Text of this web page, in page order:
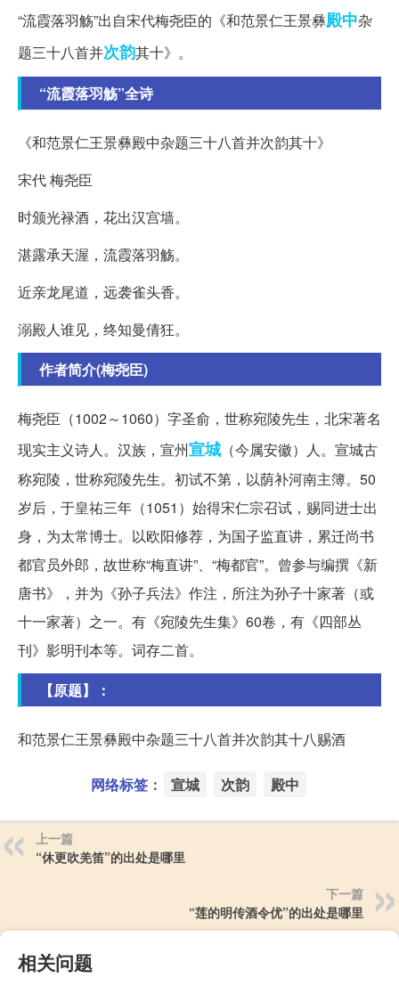
“流霞落羽觞”出自宋代梅尧臣的《和范景仁王景彝殿中杂
题三十八首并次韵其十》。
“流霞落羽觞”全诗
《和范景仁王景彝殿中杂题三十八首并次韵其十》
宋代 梅尧臣
时颁光禄酒，花出汉宫墙。
湛露承天渥，流霞落羽觞。
近亲龙尾道，远袭雀头香。
溺殿人谁见，终知曼倩狂。
作者简介(梅尧臣)
梅尧臣（1002～1060）字圣俞，世称宛陵先生，北宋著名
现实主义诗人。汉族，宣州宣城 （今属安徽）人。宣城古
称宛陵，世称宛陵先生。初试不第，以荫补河南主簿。50
岁后，于皇祐三年（1051）始得宋仁宗召试，赐同进士出
身，为太常博士。以欧阳修荐，为国子监直讲，累迁尚书
都官员外郎，故世称“梅直讲”、“梅都官”。曾参与编撰《新
唐书》，并为《孙子兵法》作注，所注为孙子十家著（或
十一家著）之一。有《宛陵先生集》60卷，有《四部丛
刊》影明刊本等。词存二首。
【原题】：
和范景仁王景彝殿中杂题三十八首并次韵其十八赐酒
网络标签： 宣城 次韵 殿中
上一篇
“休更吹羌笛”的出处是哪里
下一篇
“莲的明传酒令优”的出处是哪里
相关问题